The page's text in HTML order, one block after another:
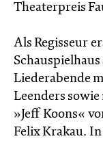
Theaterpreis
Als Regisseur
Schauspielhaus
Liederabende
Leenders
»Jeff Koons«
Felix Krakau.